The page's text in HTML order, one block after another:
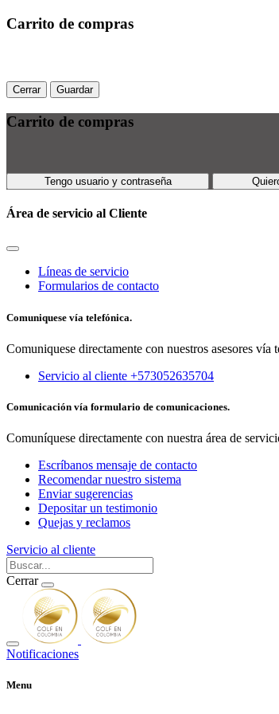
Carrito de compras
Cerrar Guardar
Carrito de compras
Tengo usuario y contraseña
Área de servicio al Cliente
Líneas de servicio
Formularios de contacto
Comuniquese vía telefónica.
Comuniquese directamente con nuestros asesores
Servicio al cliente +573052635704
Comunicación vía formulario de comunicaciones.
Comuníquese directamente con nuestra área de
Escríbanos mensaje de contacto
Recomendar nuestro sistema
Enviar sugerencias
Depositar un testimonio
Quejas y reclamos
Servicio al cliente
Cerrar
Notificaciones
Menu